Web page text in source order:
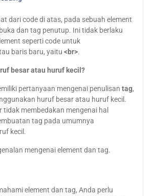
dari code di atas, pada sebuah element
dan tag penutup. Ini tidak berlaku
seperti code untuk
baris baru, yaitu <br>.
besar atau huruf kecil?
pertanyaan mengenai penulisan tag,
huruf besar atau huruf kecil.
tidak membedakan mengenai hal
tag pada umumnya
kecil.
mengenai element dan tag.
element dan tag, Anda perlu